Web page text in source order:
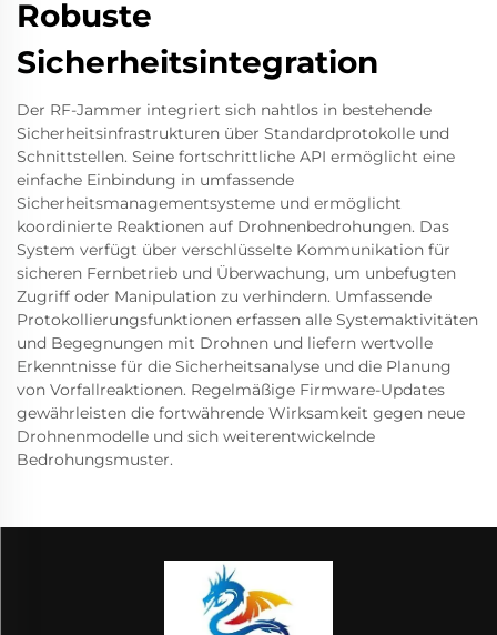
Robuste
Sicherheitsintegration
Der RF-Jammer integriert sich nahtlos in bestehende
Sicherheitsinfrastrukturen über Standardprotokolle und
Schnittstellen. Seine fortschrittliche API ermöglicht eine
einfache Einbindung in umfassende
Sicherheitsmanagementsysteme und ermöglicht
koordinierte Reaktionen auf Drohnenbedrohungen. Das
System verfügt über verschlüsselte Kommunikation für
sicheren Fernbetrieb und Überwachung, um unbefugten
Zugriff oder Manipulation zu verhindern. Umfassende
Protokollierungsfunktionen erfassen alle Systemaktivitäten
und Begegnungen mit Drohnen und liefern wertvolle
Erkenntnisse für die Sicherheitsanalyse und die Planung
von Vorfallreaktionen. Regelmäßige Firmware-Updates
gewährleisten die fortwährende Wirksamkeit gegen neue
Drohnenmodelle und sich weiterentwickelnde
Bedrohungsmuster.